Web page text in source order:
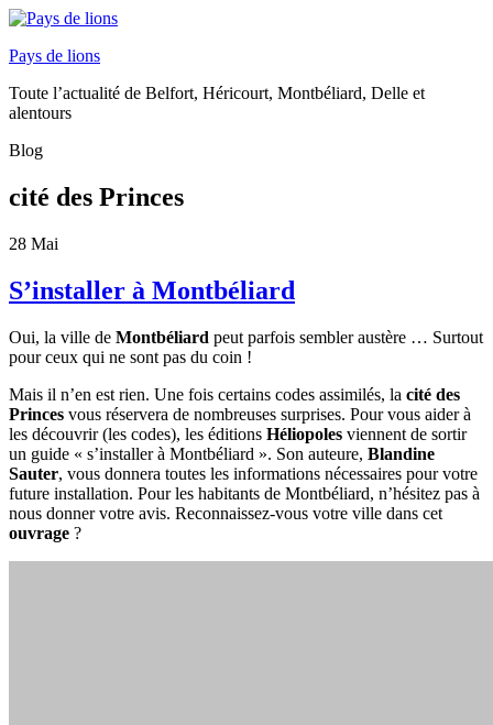
Pays de lions
Toute l’actualité de Belfort, Héricourt, Montbéliard, Delle et
alentours
Blog
cité des Princes
28 Mai
S’installer à Montbéliard
Oui, la ville de Montbéliard peut parfois sembler austère … Surtout
pour ceux qui ne sont pas du coin !
Mais il n’en est rien. Une fois certains codes assimilés, la cité des
Princes vous réservera de nombreuses surprises. Pour vous aider à
les découvrir (les codes), les éditions Héliopoles viennent de sortir
un guide « s’installer à Montbéliard ». Son auteure, Blandine
Sauter, vous donnera toutes les informations nécessaires pour votre
future installation. Pour les habitants de Montbéliard, n’hésitez pas à
nous donner votre avis. Reconnaissez-vous votre ville dans cet
ouvrage ?